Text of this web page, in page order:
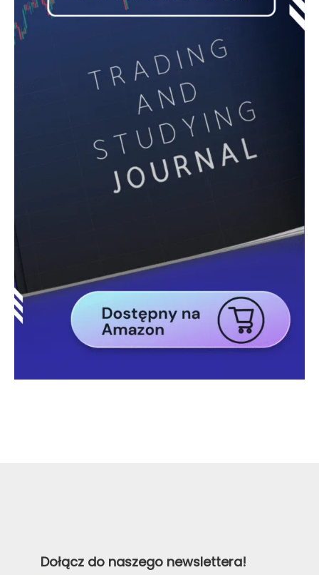
Dołącz do naszego newslettera!